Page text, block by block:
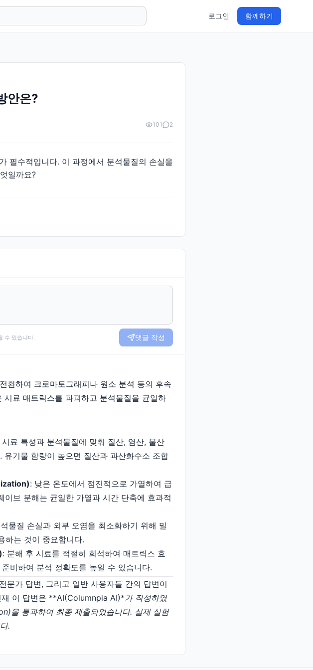
로그인 함께하기
안은?
101 2
필수적입니다. 이 과정에서 분석물질의 손실을
일까요?
수 있습니다. 댓글 작성
환하여 크로마토그래피나 원소 분석 등의 후속
료 매트릭스를 파괴하고 분석물질을 균일하
시료 특성과 분석물질에 맞춰 질산, 염산, 불산
기물 함량이 높으면 질산과 과산화수소 조합
: 낮은 온도에서 점진적으로 가열하여 급
브 분해는 균일한 가열과 시간 단축에 효과적
물질 손실과 외부 오염을 최소화하기 위해 밀
하는 것이 중요합니다.
: 분해 후 시료를 적절히 희석하여 매트릭스 효
비하여 분석 정확도를 높일 수 있습니다.
문가 답변, 그리고 일반 사용자들 간의 답변이
재 이 답변은 **AI(Columnpia AI)*가 작성하였
을 통과하여 최종 제출되었습니다. 실제 실험
.